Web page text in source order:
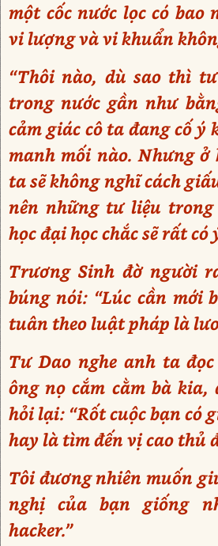
một cốc nước lọc có bao
vi lượng và vi khuẩn
“Thôi nào, dù sao thì
trong nước gần như
cảm giác cô ta đang cố ý
manh mối nào. Nhưng ở
ta sẽ không nghĩ cách
nên những tư liệu
học đại học chắc sẽ rất có
Trương Sinh đờ người
búng nói: “Lúc cần mới
tuân theo luật pháp là
Tư Dao nghe anh ta
ông nọ cắm cằm bà kia,
hỏi lại: “Rốt cuộc bạn có
hay là tìm đến vị cao thủ
Tôi đương nhiên muốn
nghị của bạn giống
hacker.”